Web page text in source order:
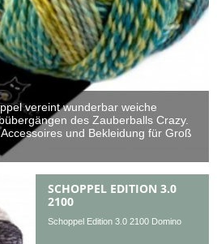
vereint wunderbar weiche
des Zauberballs Crazy.
und Bekleidung für Groß
SCHOPPEL EDITION 3.0
2100
Schoppel Edition 3.0 2100 Domino